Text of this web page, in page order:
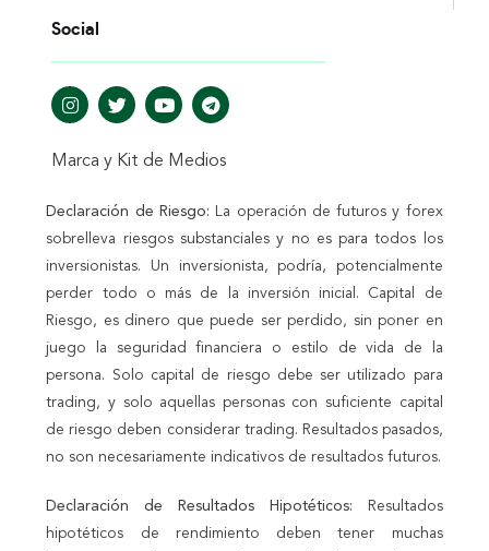
Social
Marca y Kit de Medios
Declaración de Riesgo:
La operación de futuros y forex
sobrelleva riesgos substanciales y no es para todos los
inversionistas. Un inversionista, podría, potencialmente
perder todo o más de la inversión inicial. Capital de
Riesgo, es dinero que puede ser perdido, sin poner en
juego la seguridad financiera o estilo de vida de la
persona. Solo capital de riesgo debe ser utilizado para
trading, y solo aquellas personas con suficiente capital
de riesgo deben considerar trading. Resultados pasados,
no son necesariamente indicativos de resultados futuros.
Declaración de Resultados Hipotéticos:
Resultados
hipotéticos de rendimiento deben tener muchas